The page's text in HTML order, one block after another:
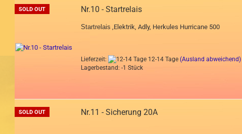
SOLD OUT Nr.10 - Startrelais
Startrelais ,Elektrik, Adly, Herkules Hurricane 500
Lieferzeit: 12-14 Tage (Ausland abweichend)
Lagerbestand: -1 Stück
SOLD OUT Nr.11 - Sicherung 20A